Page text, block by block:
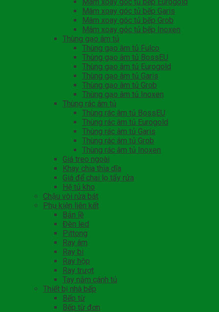
Mâm xoay góc tủ bếp Garis
Mâm xoay góc tủ bếp Grob
Mâm xoay góc tủ bếp Inoxen
Thùng gạo âm tủ
Thùng gạo âm tủ Fulco
Thùng gạo âm tủ BossEU
Thùng gạo âm tủ Eurogold
Thùng gạo âm tủ Garis
Thùng gạo âm tủ Grob
Thùng gạo âm tủ Inoxen
Thùng rác âm tủ
Thùng rác âm tủ BossEU
Thùng rác âm tủ Eurogold
Thùng rác âm tủ Garis
Thùng rác âm tủ Grob
Thùng rác âm tủ Inoxen
Giá treo ngoài
Khay chia thìa dĩa
Giá để chai lọ tẩy rửa
Hệ tủ kho
Chậu vòi rửa bát
Phụ kiện liên kết
Bản lề
Đèn led
Pittong
Ray âm
Ray bi
Ray hộp
Ray trượt
Tay nắm cánh tủ
Thiết bị nhà bếp
Bếp từ
Bếp từ đơn